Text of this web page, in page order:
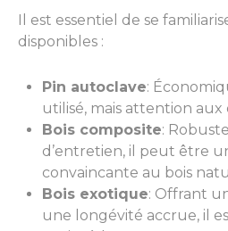
Il est essentiel de se
disponibles :
Pin autoclave:
utilisé, mais attention aux
Bois composite:
d’entretien, il peut être
convaincante au bois
Bois exotique: Offrant
une longévité accrue, il